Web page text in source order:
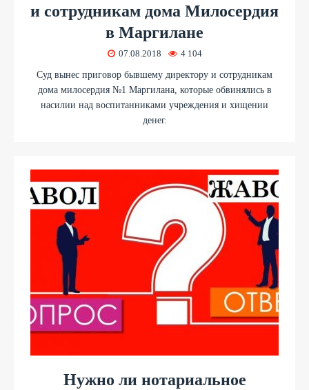
и сотрудникам дома Милосердия
в Маргилане
07.08.2018 4 104
Суд вынес приговор бывшему директору и сотрудникам
дома милосердия №1 Маргилана, которые обвинялись в
насилии над воспитанниками учреждения и хищении
денег.
Нужно ли нотариальное